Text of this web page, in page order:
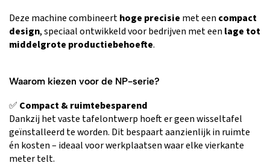
Deze machine combineerthoge precisie met eencompact
design, speciaal ontwikkeld voor bedrijven met eenlage tot
middelgrote productiebehoefte.
Waarom kiezen voor de NP-serie?
✅ Compact & ruimtebesparend
Dankzij het vaste tafelontwerp hoeft er geen wisseltafel
geïnstalleerd te worden. Dit bespaart aanzienlijk in ruimte
én kosten – ideaal voor werkplaatsen waar elke vierkante
meter telt.